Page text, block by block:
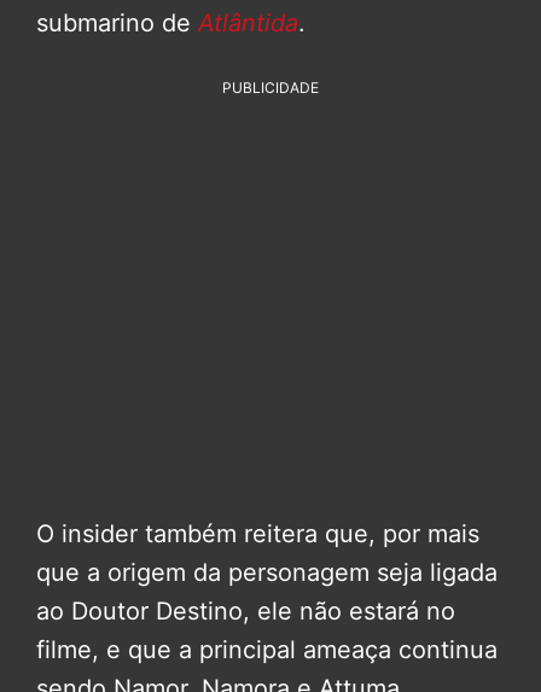
submarino de Atlântida.
PUBLICIDADE
O insider também reitera que, por mais
que a origem da personagem seja ligada
ao Doutor Destino, ele não estará no
filme, e que a principal ameaça continua